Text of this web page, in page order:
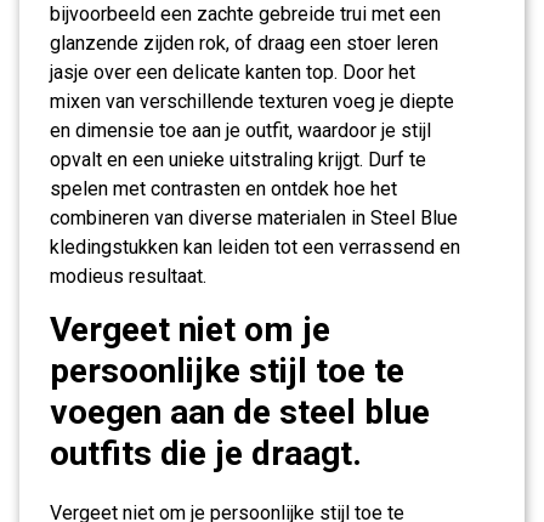
bijvoorbeeld een zachte gebreide trui met een
glanzende zijden rok, of draag een stoer leren
jasje over een delicate kanten top. Door het
mixen van verschillende texturen voeg je diepte
en dimensie toe aan je outfit, waardoor je stijl
opvalt en een unieke uitstraling krijgt. Durf te
spelen met contrasten en ontdek hoe het
combineren van diverse materialen in Steel Blue
kledingstukken kan leiden tot een verrassend en
modieus resultaat.
Vergeet niet om je
persoonlijke stijl toe te
voegen aan de steel blue
outfits die je draagt.
Vergeet niet om je persoonlijke stijl toe te